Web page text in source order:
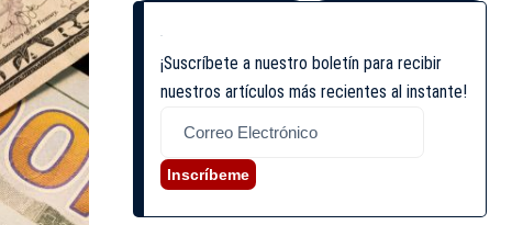
¡Suscríbete a nuestro boletín para recibir
nuestros artículos más recientes al instante!
Inscríbeme